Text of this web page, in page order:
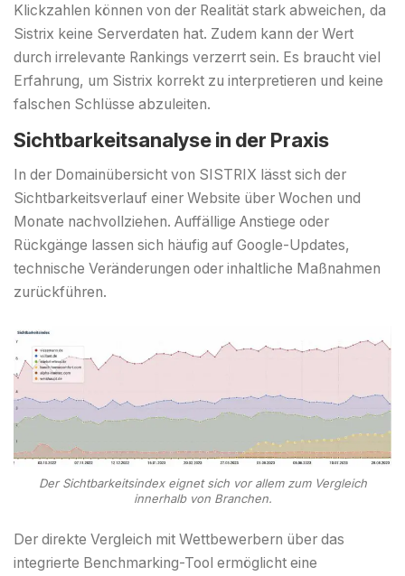
Klickzahlen können von der Realität stark abweichen, da
Sistrix keine Serverdaten hat. Zudem kann der Wert
durch irrelevante Rankings verzerrt sein. Es braucht viel
Erfahrung, um Sistrix korrekt zu interpretieren und keine
falschen Schlüsse abzuleiten.
Sichtbarkeitsanalyse in der Praxis
In der Domainübersicht von SISTRIX lässt sich der
Sichtbarkeitsverlauf einer Website über Wochen und
Monate nachvollziehen. Auffällige Anstiege oder
Rückgänge lassen sich häufig auf Google-Updates,
technische Veränderungen oder inhaltliche Maßnahmen
zurückführen.
Der Sichtbarkeitsindex eignet sich vor allem zum Vergleich
innerhalb von Branchen.
Der direkte Vergleich mit Wettbewerbern über das
integrierte Benchmarking-Tool ermöglicht eine